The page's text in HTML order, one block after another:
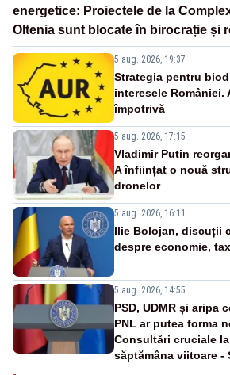
energetice: Proiectele de la
Oltenia sunt blocate în birocrație și
5 aug. 2026, 19:37
Strategia pentru
interesele României.
împotrivă
5 aug. 2026, 17:15
Vladimir Putin
A înființat o nouă
dronelor
5 aug. 2026, 16:11
Ilie Bolojan, discuții
despre economie,
5 aug. 2026, 14:55
PSD, UDMR și aripa
PNL ar putea forma
Consultări cruciale
săptămâna viitoare -